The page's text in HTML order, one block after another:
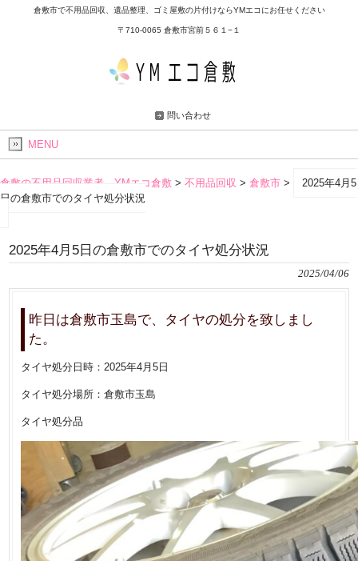
倉敷市で不用品回収、遺品整理、ゴミ屋敷の片付けならYMエコにお任せください
〒710-0065 倉敷市宮前５６１−１
問い合わせ
MENU
倉敷の不用品回収業者 YMエコ倉敷 > 不用品回収 > 倉敷市 >
2025年4月5
日の倉敷市でのタイヤ処分状況
2025年4月5日の倉敷市でのタイヤ処分状況
2025/04/06
昨日は倉敷市玉島で、タイヤの処分を致しまし
た。
タイヤ処分日時：2025年4月5日
タイヤ処分場所：倉敷市玉島
タイヤ処分品